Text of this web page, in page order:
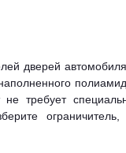
дверей
не требует